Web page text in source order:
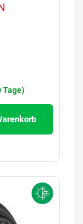
Tage)